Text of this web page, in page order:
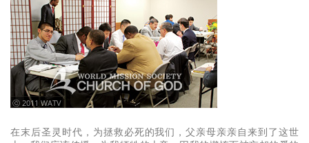
ⓒ 2011 WATV
在末后圣灵时代，为拯救必死的我们，父亲母亲亲自来到了这世